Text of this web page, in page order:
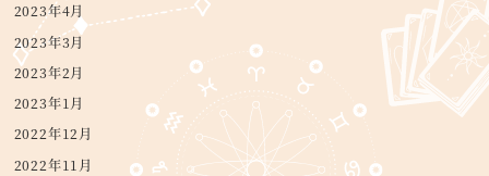
2023年4月
2023年3月
2023年2月
2023年1月
2022年12月
2022年11月